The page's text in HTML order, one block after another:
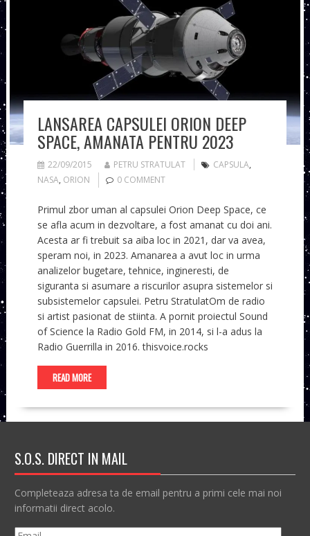
LANSAREA CAPSULEI ORION DEEP
SPACE, AMANATA PENTRU 2023
22/09/2015 PETRU STRATULAT CAPSULA,
NASA, ORION 0 COMMENT
Primul zbor uman al capsulei Orion Deep Space, ce
se afla acum in dezvoltare, a fost amanat cu doi ani.
Acesta ar fi trebuit sa aiba loc in 2021, dar va avea,
speram noi, in 2023. Amanarea a avut loc in urma
analizelor bugetare, tehnice, ingineresti, de
siguranta si asumare a riscurilor asupra sistemelor si
subsistemelor capsulei. Petru StratulatOm de radio
si artist pasionat de stiinta. A pornit proiectul Sound
of Science la Radio Gold FM, in 2014, si l-a adus la
Radio Guerrilla in 2016. thisvoice.rocks
READ MORE
S.O.S. DIRECT IN MAIL
Completeaza adresa ta de email pentru a primi cele mai noi
informatii direct acolo.